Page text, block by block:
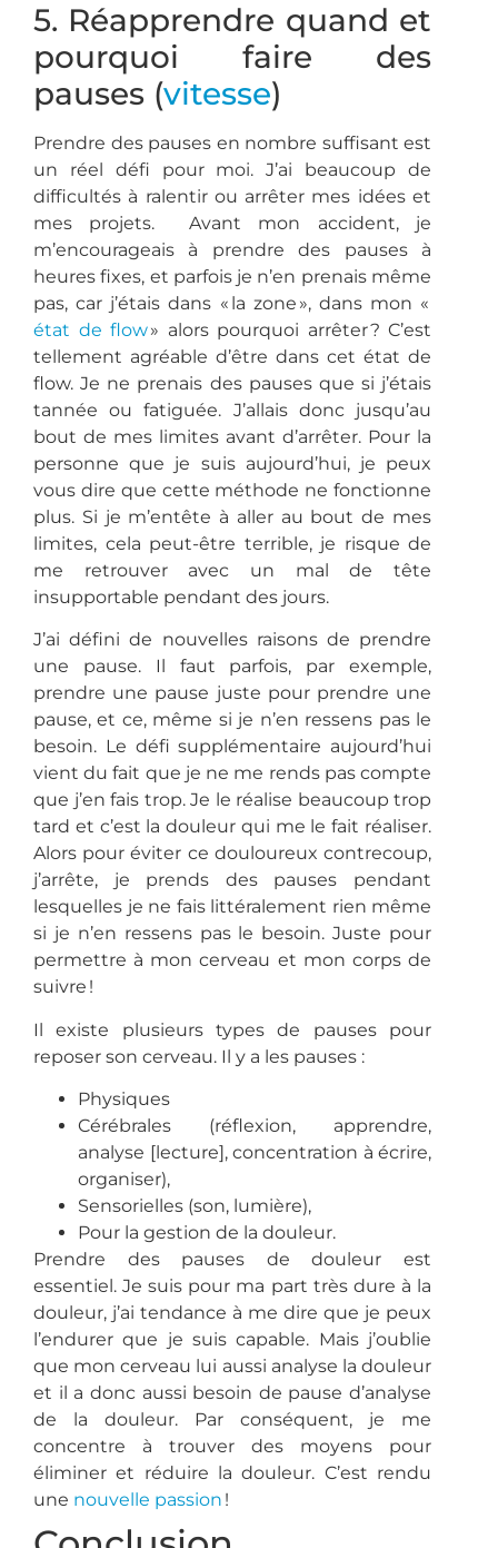
5. Réapprendre quand et
pourquoi faire des
pauses (vitesse)
Prendre des pauses en nombre suffisant est
un réel défi pour moi. J’ai beaucoup de
difficultés à ralentir ou arrêter mes idées et
mes projets. Avant mon accident, je
m’encourageais à prendre des pauses à
heures fixes, et parfois je n’en prenais même
pas, car j’étais dans « la zone », dans mon «
état de flow» alors pourquoi arrêter ? C’est
tellement agréable d’être dans cet état de
flow. Je ne prenais des pauses que si j’étais
tannée ou fatiguée. J’allais donc jusqu’au
bout de mes limites avant d’arrêter. Pour la
personne que je suis aujourd’hui, je peux
vous dire que cette méthode ne fonctionne
plus. Si je m’entête à aller au bout de mes
limites, cela peut-être terrible, je risque de
me retrouver avec un mal de tête
insupportable pendant des jours.
J’ai défini de nouvelles raisons de prendre
une pause. Il faut parfois, par exemple,
prendre une pause juste pour prendre une
pause, et ce, même si je n’en ressens pas le
besoin. Le défi supplémentaire aujourd’hui
vient du fait que je ne me rends pas compte
que j’en fais trop. Je le réalise beaucoup trop
tard et c’est la douleur qui me le fait réaliser.
Alors pour éviter ce douloureux contrecoup,
j’arrête, je prends des pauses pendant
lesquelles je ne fais littéralement rien même
si je n’en ressens pas le besoin. Juste pour
permettre à mon cerveau et mon corps de
suivre !
Il existe plusieurs types de pauses pour
reposer son cerveau. Il y a les pauses :
Physiques
Cérébrales (réflexion, apprendre,
analyse [lecture], concentration à écrire,
organiser),
Sensorielles (son, lumière),
Pour la gestion de la douleur.
Prendre des pauses de douleur est
essentiel. Je suis pour ma part très dure à la
douleur, j’ai tendance à me dire que je peux
l’endurer que je suis capable. Mais j’oublie
que mon cerveau lui aussi analyse la douleur
et il a donc aussi besoin de pause d’analyse
de la douleur. Par conséquent, je me
concentre à trouver des moyens pour
éliminer et réduire la douleur. C’est rendu
une nouvelle passion !